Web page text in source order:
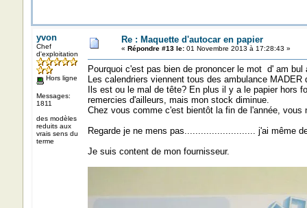
yvon
Chef
d'exploitation
Hors ligne
Messages:
1811
des modèles
reduits aux
vrais sens du
terme
Re : Maquette d'autocar en papier
« Répondre #13 le:01 Novembre 2013 à 17:28:43 »
Pourquoi c'est pas bien de prononcer le mot d' am bul
Les calendriers viennent tous des ambulance MADER
Ils est ou le mal de tête? En plus il y a le papier hors
remercies d'ailleurs, mais mon stock diminue.
Chez vous comme c'est bientôt la fin de l'année, vous
Regarde je ne mens pas.......................... j'ai même
Je suis content de mon fournisseur.